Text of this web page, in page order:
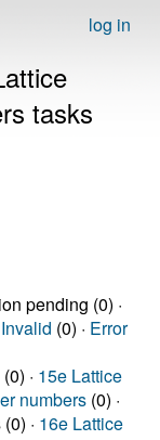
log in
tasks
pending (0) ·
Invalid (0) · Error
(0) · 15e Lattice
numbers (0) ·
· 16e Lattice